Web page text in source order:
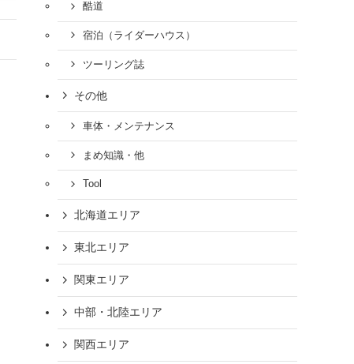
酷道
宿泊（ライダーハウス）
ツーリング誌
その他
車体・メンテナンス
まめ知識・他
Tool
北海道エリア
東北エリア
関東エリア
中部・北陸エリア
関西エリア